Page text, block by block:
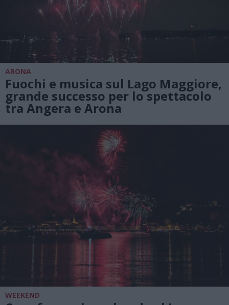
ARONA
Fuochi e musica sul Lago Maggiore,
grande successo per lo spettacolo
tra Angera e Arona
WEEKEND